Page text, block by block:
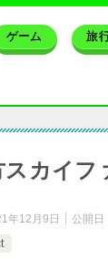
ゲーム 旅
スカイ
年12月9日 公開日